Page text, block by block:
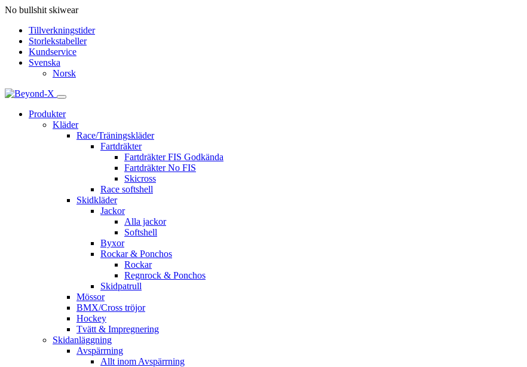
No bullshit skiwear
Tillverkningstider
Storlekstabeller
Kundservice
Svenska
Norsk
Produkter
Kläder
Race/Träningskläder
Fartdräkter
Fartdräkter FIS Godkända
Fartdräkter No FIS
Skicross
Race softshell
Skidkläder
Jackor
Alla jackor
Softshell
Byxor
Rockar & Ponchos
Rockar
Regnrock & Ponchos
Skidpatrull
Mössor
BMX/Cross tröjor
Hockey
Tvätt & Impregnering
Skidanläggning
Avspärrning
Allt inom Avspärrning